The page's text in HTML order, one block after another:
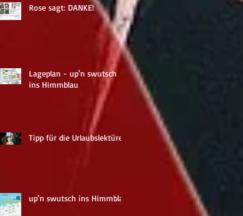
Rose sagt: DANKE!
Lageplan - up'n swutsch
ins Himmblau
Tipp für die Urlaubslektüre
up'n swutsch ins Himmblau